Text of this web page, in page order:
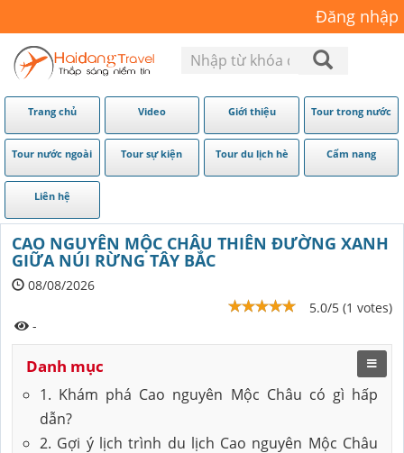
Đăng nhập
Trang chủ Video Giới thiệu Tour trong nước
Tour nước ngoài Tour sự kiện Tour du lịch hè Cẩm nang
Liên hệ
CAO NGUYÊN MỘC CHÂU THIÊN ĐƯỜNG XANH
GIỮA NÚI RỪNG TÂY BẮC
08/08/2026
5.0/5 (1 votes)
-
Danh mục
1. Khám phá Cao nguyên Mộc Châu có gì hấp
dẫn?
2. Gợi ý lịch trình du lịch Cao nguyên Mộc Châu